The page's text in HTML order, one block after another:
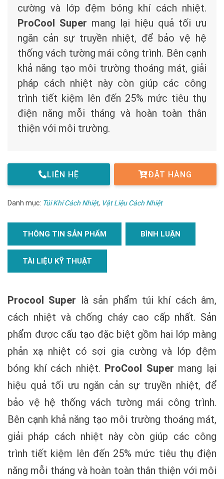
cường và lớp đệm bóng khí cách nhiệt.
ProCool Super mang lại hiệu quả tối ưu
ngăn cản sự truyền nhiệt, để bảo vệ hệ
thống vách tường mái công trình. Bên cạnh
khả năng tạo môi trường thoáng mát, giải
pháp cách nhiệt này còn giúp các công
trình tiết kiệm lên đến 25% mức tiêu thụ
điện năng mỗi tháng và hoàn toàn thân
thiện với môi trường.
LIÊN HỆ ĐẶT HÀNG
Danh mục: Túi Khí Cách Nhiệt, Vật Liệu Cách Nhiệt
THÔNG TIN SẢN PHẨM BÌNH LUẬN
TÀI LIỆU KỸ THUẬT
Procool Super là sản phẩm túi khí cách âm,
cách nhiệt và chống cháy cao cấp nhất. Sản
phẩm được cấu tạo đặc biệt gồm hai lớp màng
phản xạ nhiệt có sợi gia cường và lớp đệm
bóng khí cách nhiệt. ProCool Super mang lại
hiệu quả tối ưu ngăn cản sự truyền nhiệt, để
bảo vệ hệ thống vách tường mái công trình.
Bên cạnh khả năng tạo môi trường thoáng mát,
giải pháp cách nhiệt này còn giúp các công
trình tiết kiệm lên đến 25% mức tiêu thụ điện
năng mỗi tháng và hoàn toàn thân thiện với môi